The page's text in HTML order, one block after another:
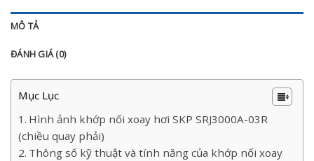
MÔ TẢ
ĐÁNH GIÁ (0)
Mục Lục
Hình ảnh khớp nối xoay hơi SKP SRJ3000A-03R
(chiều quay phải)
Thông số kỹ thuật và tính năng của khớp nối xoay